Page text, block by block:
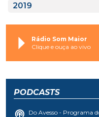
2019
Rádio Som Maior
Clique e ouça ao vivo
PODCASTS
Do Avesso - Programa